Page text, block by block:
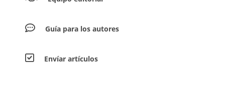
Guía para los autores
Envíar artículos